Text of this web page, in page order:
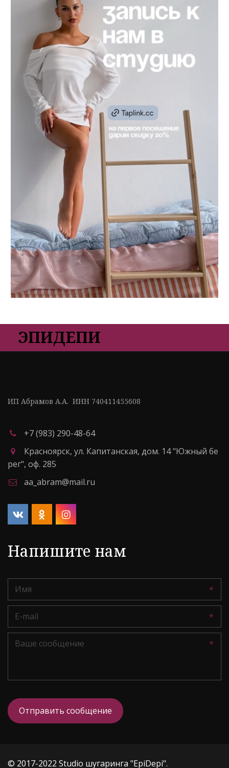
ЭПИДЕПИ
ИП Абрамов А.А.  ИНН 740411455608
+7 (983) 290-48-64
Красноярск, ул. Капитанская, дом. 14 "Южный бе
рег", оф. 285
aa_abram@mail.ru
Напишите нам
*
*
*
Отправить сообщение
© 2017-2022 Studio шугаринга "EpiDepi".